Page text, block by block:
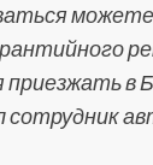
можете
в
сотрудник